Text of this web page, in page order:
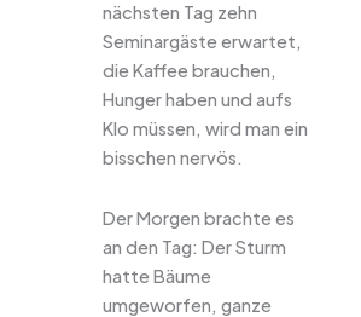
nächsten Tag zehn
Seminargäste erwartet,
die Kaffee brauchen,
Hunger haben und aufs
Klo müssen, wird man ein
bisschen nervös.
Der Morgen brachte es
an den Tag: Der Sturm
hatte Bäume
umgeworfen, ganze